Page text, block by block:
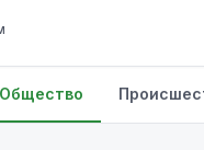
Общество